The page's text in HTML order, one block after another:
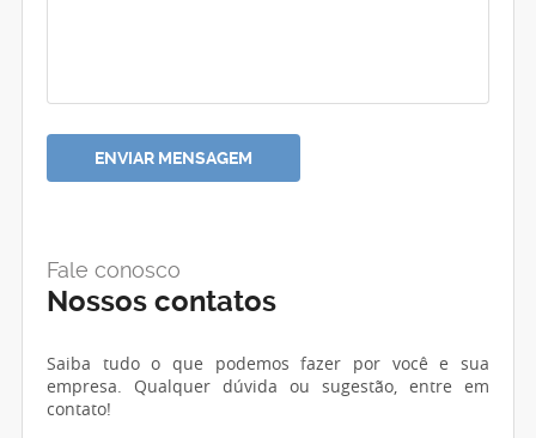
Fale conosco
Nossos contatos
Saiba tudo o que podemos fazer por você e sua
empresa. Qualquer dúvida ou sugestão, entre em
contato!